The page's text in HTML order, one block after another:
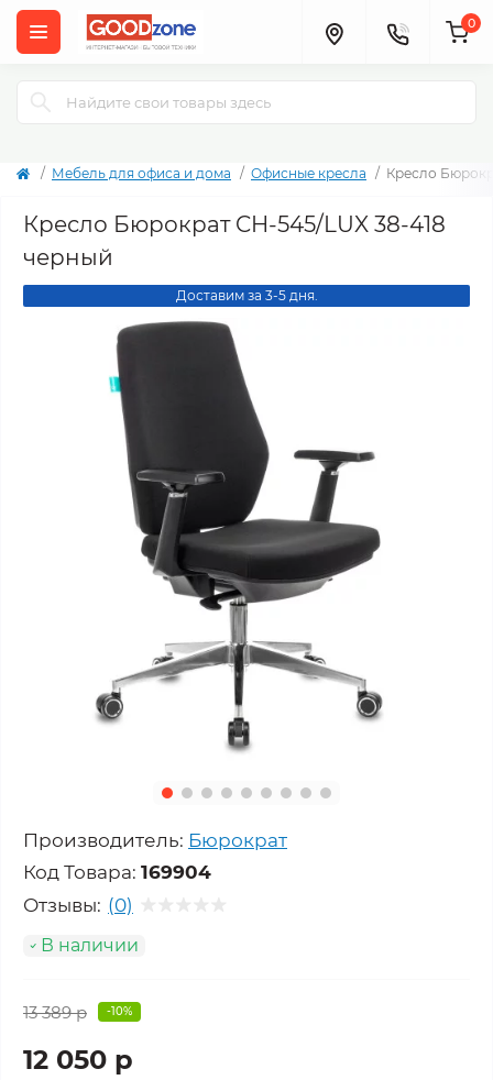
0
Мебель для офиса и дома Офисные кресла Кресло
Кресло Бюрократ CH-545/LUX 38-418
черный
Доставим за 3-5 дня.
Производитель: Бюрократ
Код Товара: 169904
Отзывы: (0)
В наличии
13 389 р -10%
12 050 р